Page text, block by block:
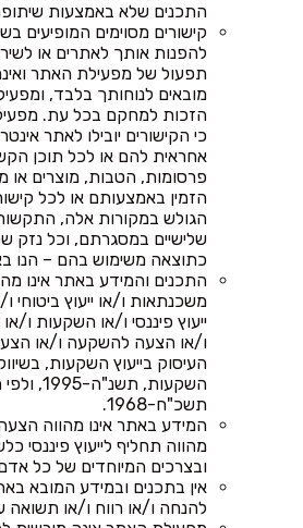
התכנים שלא באמצעות
קישורים מסוימים המופיעים
להפנות אותך לאתרים או
תפעול של מפעילת האתר
מובאים לנוחותך בלבד,
הזכות למחקם בכל עת.
כי הקישורים יובילו לאתר
אחראית להם או לכל תוכן
פרסומות, הטבות, מוצרים או
הזמין באמצעותם או לכל
הגולש במקורות אלה,
שלישיים במסגרתם, וכל נזק
כתוצאה משימוש בהם – הנו
התכנים והמידע באתר אינו
משכנתאות ו/או ייעוץ ביטוחי
ייעוץ פיננסי ו/או השקעות ו/
ו/או הצעה להשקעה ו/או
העיסוק בייעוץ השקעות,
השקעות,
תשכ"ח-1968.
המידע באתר אינו מהווה
מהווה תחליף לייעוץ פיננסי
ובצרכים המיוחדים של כל
אין בתכנים ובמידע המובא
להנחה ו/או רווח ו/או תשואה